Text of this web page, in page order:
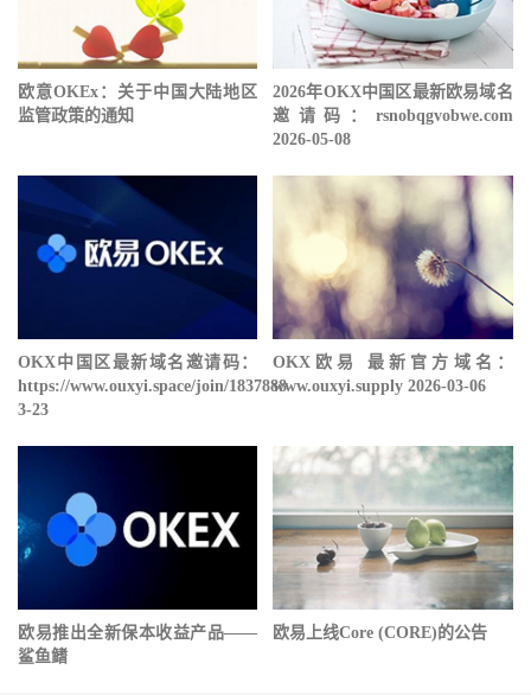
欧意OKEx：关于中国大陆地区
监管政策的通知
2026年OKX中国区最新欧易域名
邀请码：rsnobqgvobwe.com
2026-05-08
OKX中国区最新域名邀请码：
https://www.ouxyi.space/join/1837888
3-23
OKX欧易 最新官方域名：
www.ouxyi.supply 2026-03-06
欧易推出全新保本收益产品——
鲨鱼鳍
欧易上线Core (CORE)的公告